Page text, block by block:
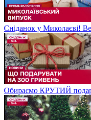
Сніданок у Миколаєві!
Обираємо КРУТИЙ